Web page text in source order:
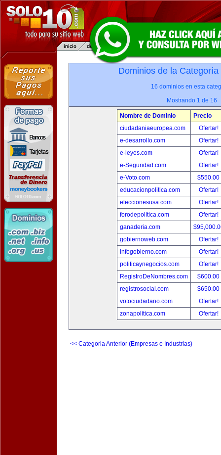
Dominios de la
16 dominios en esta
Mostrando 1 de 16
Nombre de Dominio
Precio
ciudadaniaeuropea.com
Ofertar!
e-desarrollo.com
Ofertar!
e-leyes.com
Ofertar!
e-Seguridad.com
Ofertar!
e-Voto.com
$550.00
educacionpolitica.com
Ofertar!
eleccionesusa.com
Ofertar!
forodepolitica.com
Ofertar!
ganaderia.com
gobiernoweb.com
Ofertar!
infogobierno.com
Ofertar!
politicaynegocios.com
Ofertar!
RegistroDeNombres.com
$600.00
registrosocial.com
$650.00
votociudadano.com
Ofertar!
zonapolitica.com
Ofertar!
<< Categoria Anterior (Empresas e Industrias)